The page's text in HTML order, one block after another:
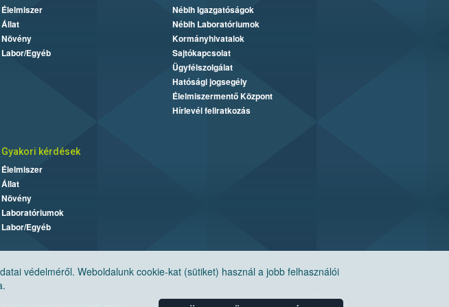
védelméről. Weboldalunk cookie-kat (sütiket) használ a jobb felhasználói
Élelmiszer
Állat
Növény
Labor/Egyéb
Nébih Igazgatóságok
Nébih Laboratóriumok
Kormányhivatalok
Sajtókapcsolat
Ügyfélszolgálat
Hatósági jogsegély
Élelmiszermentő Központ
Hírlevél feliratkozás
Gyakori kérdések
Élelmiszer
Állat
Növény
Laboratóriumok
Labor/Egyéb